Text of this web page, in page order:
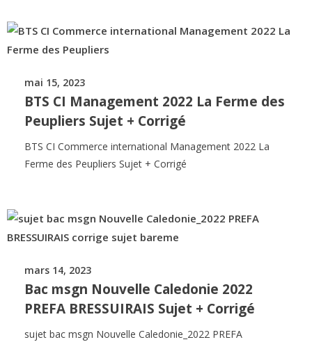
mai 15, 2023
BTS CI Management 2022 La Ferme des
Peupliers Sujet + Corrigé
BTS CI Commerce international Management 2022 La
Ferme des Peupliers Sujet + Corrigé
mars 14, 2023
Bac msgn Nouvelle Caledonie 2022
PREFA BRESSUIRAIS Sujet + Corrigé
sujet bac msgn Nouvelle Caledonie_2022 PREFA